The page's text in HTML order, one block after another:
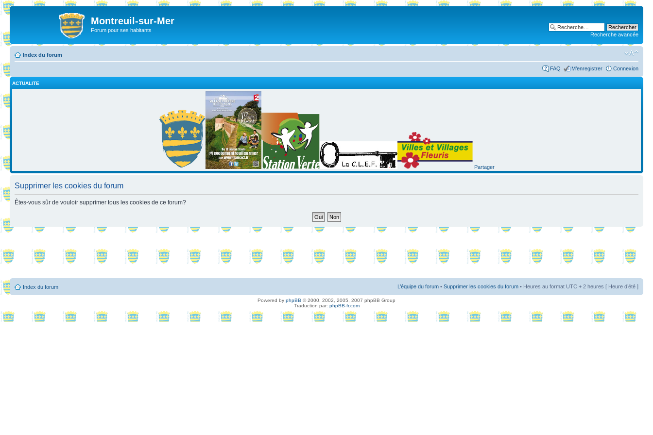
Montreuil-sur-Mer
Forum pour ses habitants
Recherche avancée
Index du forum
FAQ M’enregistrer Connexion
ACTUALITE
Partager
Supprimer les cookies du forum
Êtes-vous sûr de vouloir supprimer tous les cookies de ce forum?
Index du forum L’équipe du forum • Supprimer les cookies du forum • Heures au format UTC + 2 heures [ Heure d’été ]
Powered by phpBB © 2000, 2002, 2005, 2007 phpBB Group
Traduction par: phpBB-fr.com